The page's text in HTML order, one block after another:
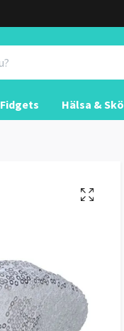
Fidgets Hälsa &